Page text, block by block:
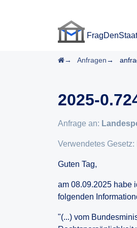
Startseite
Anfragen
2025-
Anfrage an:
Verwendetes Gesetz:
Guten Tag,
am 08.09.2025 habe
folgenden
"(...) vom